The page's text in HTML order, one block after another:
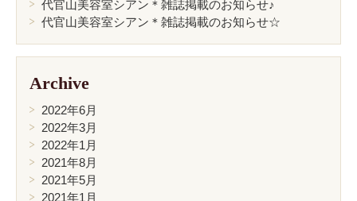
代官山美容室シアン＊雑誌掲載のお知らせ♪
代官山美容室シアン＊雑誌掲載のお知らせ☆
Archive
2022年6月
2022年3月
2022年1月
2021年8月
2021年5月
2021年1月